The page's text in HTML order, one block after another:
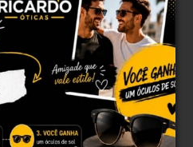
23°
24°
22°
às 23h02